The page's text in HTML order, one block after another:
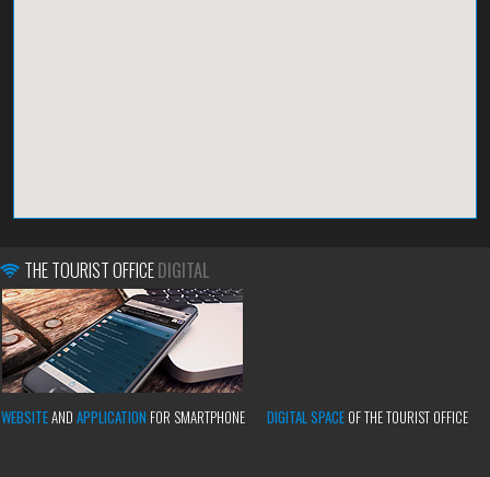
THE TOURIST OFFICEDIGITAL
WEBSITEAND APPLICATION FOR SMARTPHONE DIGITAL SPACE OF THE TOURIST OFFICE